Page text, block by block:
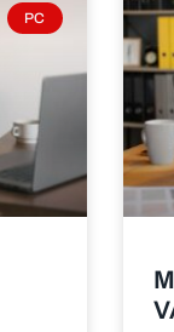
PC